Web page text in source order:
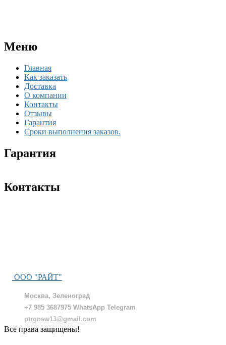
Меню
Главная
Как заказать
Доставка
О компании
Контакты
Отзывы
Гарантия
Сроки выполнения заказов.
Гарантия
Контакты
ООО "РАЙТ"
Москва, Зеленоград
+7 985 3687975 WhatsApp Telegram
ptrgnew13@gmail.com
Все права защищены!